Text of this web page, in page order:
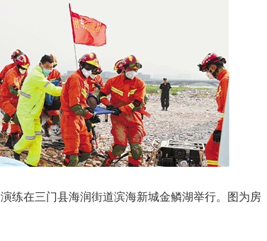
在三门县海润街道滨海新城金鳞湖举行。图为房